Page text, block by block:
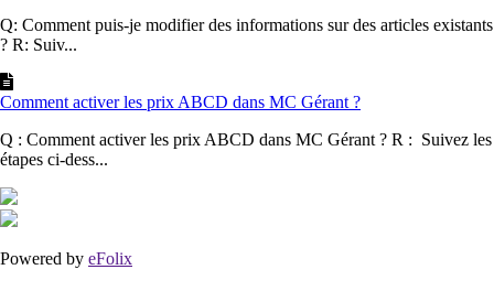
Q: Comment puis-je modifier des informations sur des articles existants
? R: Suiv...
Comment activer les prix ABCD dans MC Gérant ?
Q : Comment activer les prix ABCD dans MC Gérant ? R : Suivez les
étapes ci-dess...
Powered by eFolix